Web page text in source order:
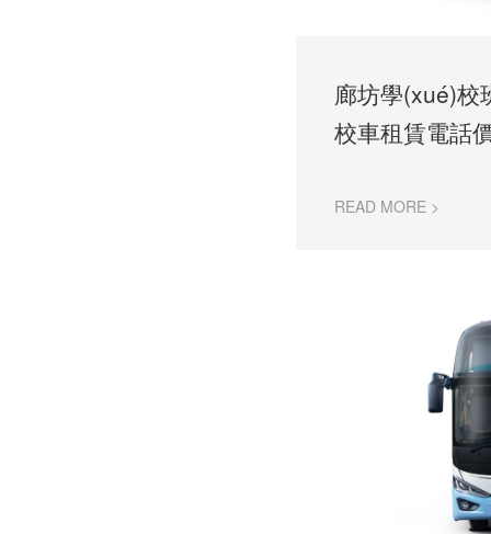
廊坊學(xué)校
校車租賃電話
READ MORE >